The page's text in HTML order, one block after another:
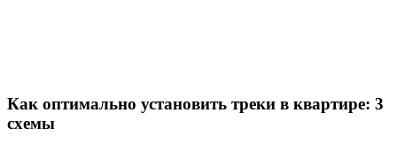
Как оптимально установить треки в квартире: 3
схемы